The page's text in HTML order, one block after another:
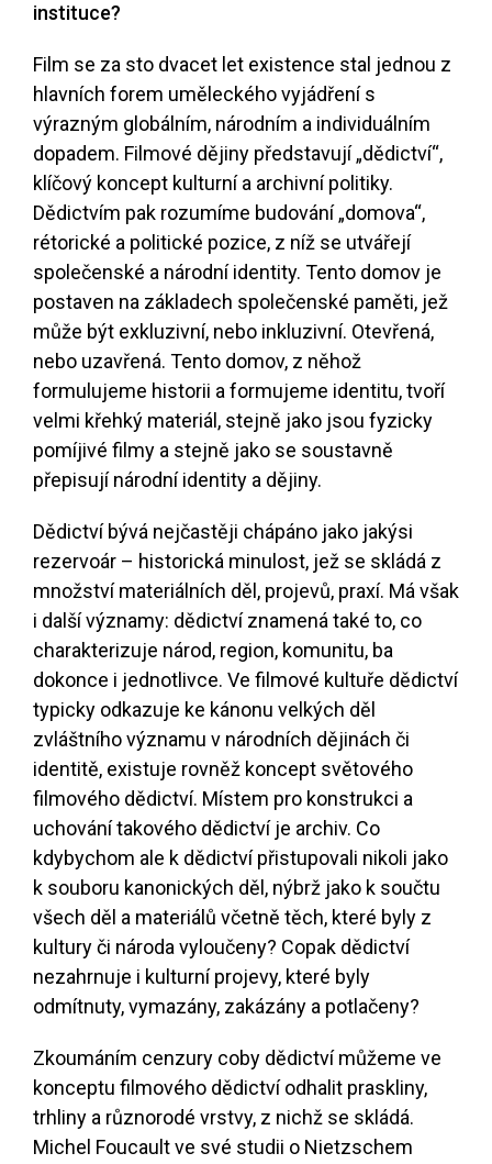
instituce?
Film se za sto dvacet let existence stal jednou z
hlavních forem uměleckého vyjádření s
výrazným globálním, národním a individuálním
dopadem. Filmové dějiny představují „dědictví“,
klíčový koncept kulturní a archivní politiky.
Dědictvím pak rozumíme budování „domova“,
rétorické a politické pozice, z níž se utvářejí
společenské a národní identity. Tento domov je
postaven na základech společenské paměti, jež
může být exkluzivní, nebo inkluzivní. Otevřená,
nebo uzavřená. Tento domov, z něhož
formulujeme historii a formujeme identitu, tvoří
velmi křehký materiál, stejně jako jsou fyzicky
pomíjivé filmy a stejně jako se soustavně
přepisují národní identity a dějiny.
Dědictví bývá nejčastěji chápáno jako jakýsi
rezervoár – historická minulost, jež se skládá z
množství materiálních děl, projevů, praxí. Má však
i další významy: dědictví znamená také to, co
charakterizuje národ, region, komunitu, ba
dokonce i jednotlivce. Ve filmové kultuře dědictví
typicky odkazuje ke kánonu velkých děl
zvláštního významu v národních dějinách či
identitě, existuje rovněž koncept světového
filmového dědictví. Místem pro konstrukci a
uchování takového dědictví je archiv. Co
kdybychom ale k dědictví přistupovali nikoli jako
k souboru kanonických děl, nýbrž jako k součtu
všech děl a materiálů včetně těch, které byly z
kultury či národa vyloučeny? Copak dědictví
nezahrnuje i kulturní projevy, které byly
odmítnuty, vymazány, zakázány a potlačeny?
Zkoumáním cenzury coby dědictví můžeme ve
konceptu filmového dědictví odhalit praskliny,
trhliny a různorodé vrstvy, z nichž se skládá.
Michel Foucault ve své studii o Nietzschem